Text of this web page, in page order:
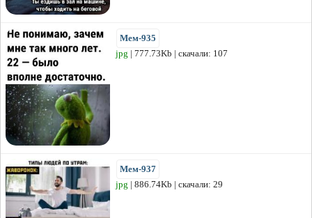
Мем-935
jpg | 777.73Kb | скачали: 107
Мем-937
jpg | 886.74Kb | скачали: 29